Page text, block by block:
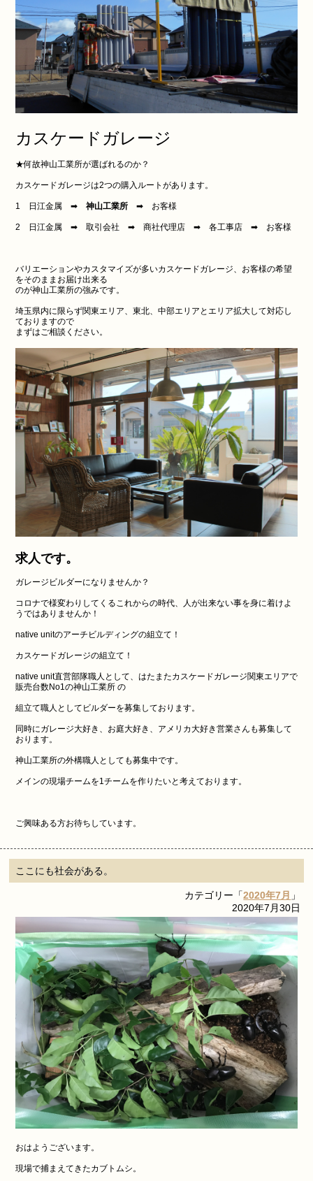
カスケードガレージ
★何故神山工業所が選ばれるのか？
カスケードガレージは2つの購入ルートがあります。
1 日江金属 ➡ 神山工業所➡ お客様
2 日江金属 ➡ 取引会社 ➡ 商社代理店 ➡ 各工事店 ➡ お客様
バリエーションやカスタマイズが多いカスケードガレージ、お客様の希望
をそのままお届け出来る
のが神山工業所の強みです。
埼玉県内に限らず関東エリア、東北、中部エリアとエリア拡大して対応し
ておりますので
まずはご相談ください。
求人です。
ガレージビルダーになりませんか？
コロナで様変わりしてくるこれからの時代、人が出来ない事を身に着けよ
うではありませんか！
native unitのアーチビルディングの組立て！
カスケードガレージの組立て！
native unit直営部隊職人として、はたまたカスケードガレージ関東エリアで
販売台数No1の神山工業所 の
組立て職人としてビルダーを募集しております。
同時にガレージ大好き、お庭大好き、アメリカ大好き営業さんも募集して
おります。
神山工業所の外構職人としても募集中です。
メインの現場チームを1チームを作りたいと考えております。
ご興味ある方お待ちしています。
ここにも社会がある。
カテゴリー「2020年7月 」
2020年7月30日
おはようございます。
現場で捕まえてきたカブトムシ。